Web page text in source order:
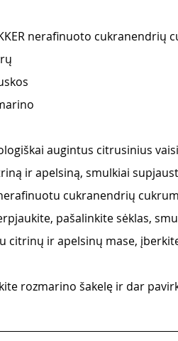
nerafinuoto cukranendrių
augintus citrusinius
ir apelsiną, smulkiai
nerafinuotu cukranendrių
pašalinkite sėklas,
citrinų ir apelsinų mase,
rozmarino šakelę ir dar